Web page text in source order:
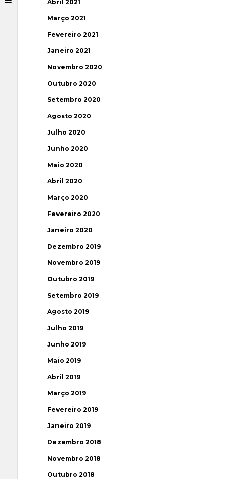
Abril 2021
Março 2021
Fevereiro 2021
Janeiro 2021
Novembro 2020
Outubro 2020
Setembro 2020
Agosto 2020
Julho 2020
Junho 2020
Maio 2020
Abril 2020
Março 2020
Fevereiro 2020
Janeiro 2020
Dezembro 2019
Novembro 2019
Outubro 2019
Setembro 2019
Agosto 2019
Julho 2019
Junho 2019
Maio 2019
Abril 2019
Março 2019
Fevereiro 2019
Janeiro 2019
Dezembro 2018
Novembro 2018
Outubro 2018